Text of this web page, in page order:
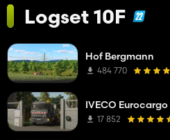
Logset 10F
Hof Bergmann
484 770
IVECO Eurocargo
17 852